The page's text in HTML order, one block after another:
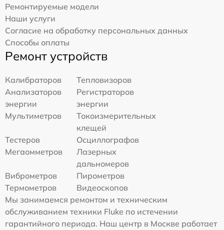
Ремонтируемые модели
Наши услуги
Согласие на обработку персональных данных
Способы оплаты
Ремонт устройств
Калибраторов
Тепловизоров
Анализаторов
энергии
Регистраторов
энергии
Мультиметров
Токоизмерительных
клещей
Тестеров
Осциллографов
Мегаомметров
Лазерных
дальномеров
Виброметров
Пирометров
Термометров
Видеоскопов
Мы занимаемся ремонтом и техническим
обслуживанием техники Fluke по истечении
гарантийного периода. Наш центр в Москве работает